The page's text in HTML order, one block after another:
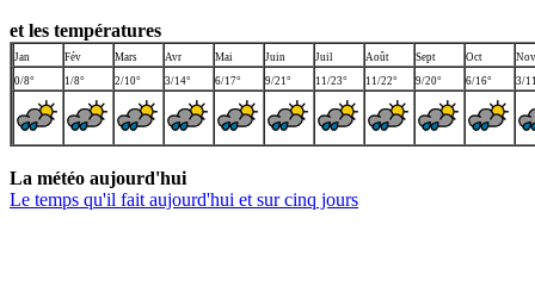
et les températures
Jan Fév Mars Avr Mai Juin Juil Août Sept Oct
Nov
0/8°
1/8° 2/10° 3/14° 6/17° 9/21° 11/23° 11/22° 9/20° 6/16° 3/
La météo aujourd'hui
Le temps qu'il fait aujourd'hui et sur cinq jours